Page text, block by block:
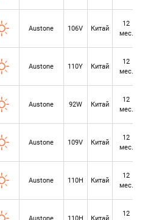
Austone 106V Китай
12
мес.
Austone 110Y Китай
12
мес.
Austone 92W Китай
12
мес.
Austone 109V Китай
12
мес.
Austone 110H Китай
12
мес.
Austone 110H Китай
12